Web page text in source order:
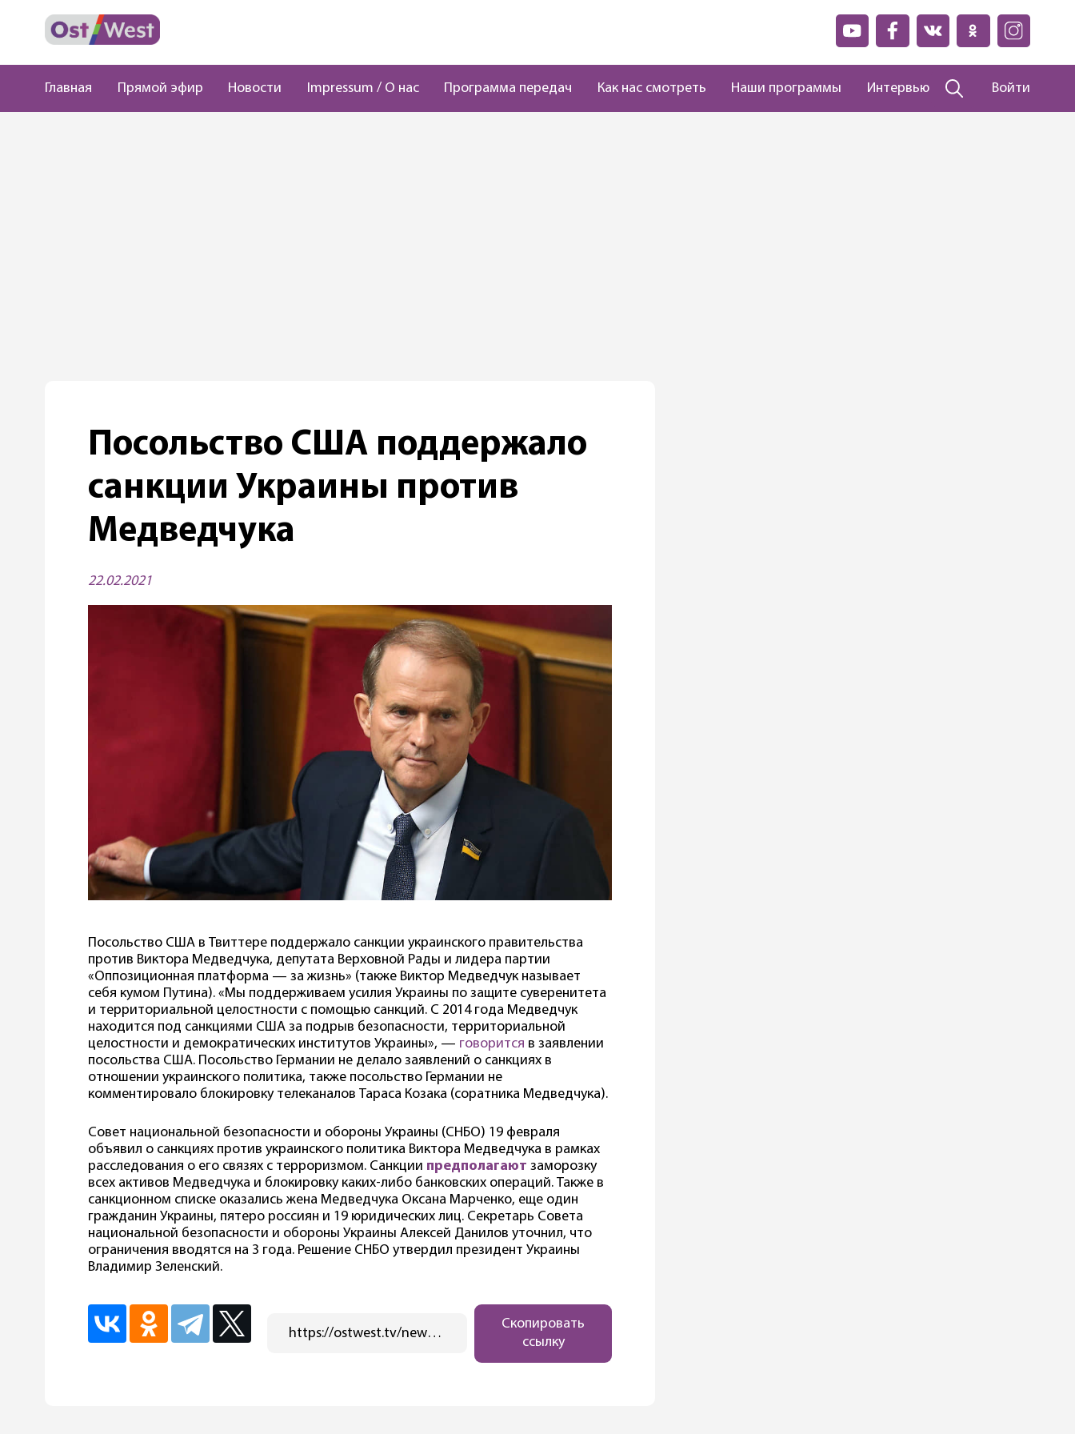
Главная Прямой эфир Новости Impressum / О нас Программа передач Как нас смотреть Наши программы Интервью Войти
Посольство США поддержало
санкции Украины против
Медведчука
22.02.2021
Посольство США в Твиттере поддержало санкции украинского правительства
против Виктора Медведчука, депутата Верховной Рады и лидера партии
«Оппозиционная платформа — за жизнь» (также Виктор Медведчук называет
себя кумом Путина). «Мы поддерживаем усилия Украины по защите суверенитета
и территориальной целостности с помощью санкций. С 2014 года Медведчук
находится под санкциями США за подрыв безопасности, территориальной
целостности и демократических институтов Украины», — говорится в заявлении
посольства США. Посольство Германии не делало заявлений о санкциях в
отношении украинского политика, также посольство Германии не
комментировало блокировку телеканалов Тараса Козака (соратника Медведчука).
Совет национальной безопасности и обороны Украины (СНБО) 19 февраля
объявил о санкциях против украинского политика Виктора Медведчука в рамках
расследования о его связях с терроризмом. Санкции предполагают заморозку
всех активов Медведчука и блокировку каких-либо банковских операций. Также в
санкционном списке оказались жена Медведчука Оксана Марченко, еще один
гражданин Украины, пятеро россиян и 19 юридических лиц. Секретарь Совета
национальной безопасности и обороны Украины Алексей Данилов уточнил, что
ограничения вводятся на 3 года. Решение СНБО утвердил президент Украины
Владимир Зеленский.
https://ostwest.tv/news/posolstvo-ssha-podderzhalo-sankcii-ukrainy-protiv-medvedchuka/
Скопировать
ссылку